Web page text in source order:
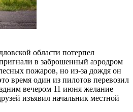
области потерпел
в заброшенный аэродром
пожаров, но из-за дождя он
время один из пилотов перевозил
вечером 11 июня желание
изъявил начальник местной